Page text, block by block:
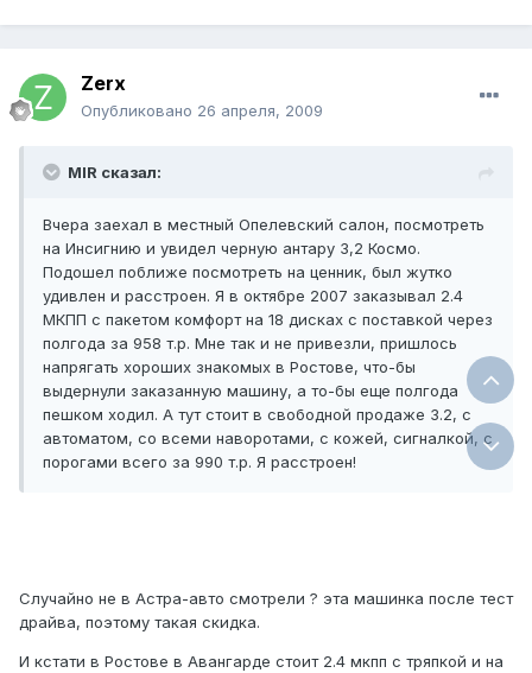
Zerx
Опубликовано 26 апреля, 2009
MIR сказал:
Вчера заехал в местный Опелевский салон, посмотреть
на Инсигнию и увидел черную антару 3,2 Космо.
Подошел поближе посмотреть на ценник, был жутко
удивлен и расстроен. Я в октябре 2007 заказывал 2.4
МКПП с пакетом комфорт на 18 дисках с поставкой через
полгода за 958 т.р. Мне так и не привезли, пришлось
напрягать хороших знакомых в Ростове, что-бы
выдернули заказанную машину, а то-бы еще полгода
пешком ходил. А тут стоит в свободной продаже 3.2, с
автоматом, со всеми наворотами, с кожей, сигналкой, с
порогами всего за 990 т.р. Я расстроен!
Случайно не в Астра-авто смотрели ? эта машинка после тест
драйва, поэтому такая скидка.
И кстати в Ростове в Авангарде стоит 2.4 мкпп с тряпкой и на